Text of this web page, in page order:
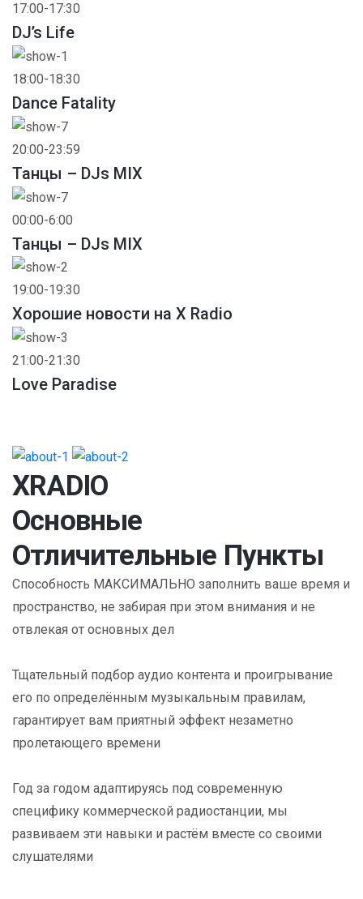
17:00-17:30
DJ’s Life
18:00-18:30
Dance Fatality
20:00-23:59
Танцы – DJs MIX
00:00-6:00
Танцы – DJs MIX
19:00-19:30
Хорошие новости на X Radio
21:00-21:30
Love Paradise
XRADIO
Основные
Отличительные Пункты
Способность МАКСИМАЛЬНО заполнить ваше время и
пространство, не забирая при этом внимания и не
отвлекая от основных дел
Тщательный подбор аудио контента и проигрывание
его по определённым музыкальным правилам,
гарантирует вам приятный эффект незаметно
пролетающего времени
Год за годом адаптируясь под современную
специфику коммерческой радиостанции, мы
развиваем эти навыки и растём вместе со своими
слушателями